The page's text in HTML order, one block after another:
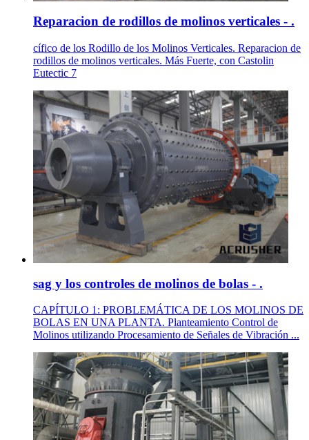
Reparacion de rodillos de molinos verticales - .
cífico de los Rodillo de los Molinos Verticales. Reparacion de
rodillos de molinos verticales. Más Fuerte, con Castolin
Eutectic 7
sag y los controles de molinos de bolas - .
CAPÍTULO 1: PROBLEMÁTICA DE LOS MOLINOS DE
BOLAS EN UNA PLANTA. Planteamiento Control de
Molinos utilizando Procesamiento de Señales de Vibración ...